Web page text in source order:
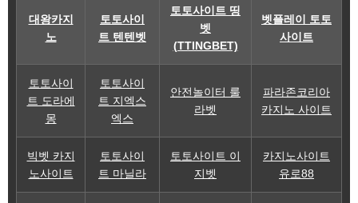
대왕카지
노
토토사이
트 텐텐벳
토토사이트 띵
벳
(TTINGBET)
벳플레이 토토
사이트
토토사이
트 도라에
몽
토토사이
트 지엑스
엑스
안전놀이터 룰
라벳
파라존코리아
카지노 사이트
빅벳 카지
노사이트
토토사이
트 마닐라
토토사이트 이
지벳
카지노사이트
유로88